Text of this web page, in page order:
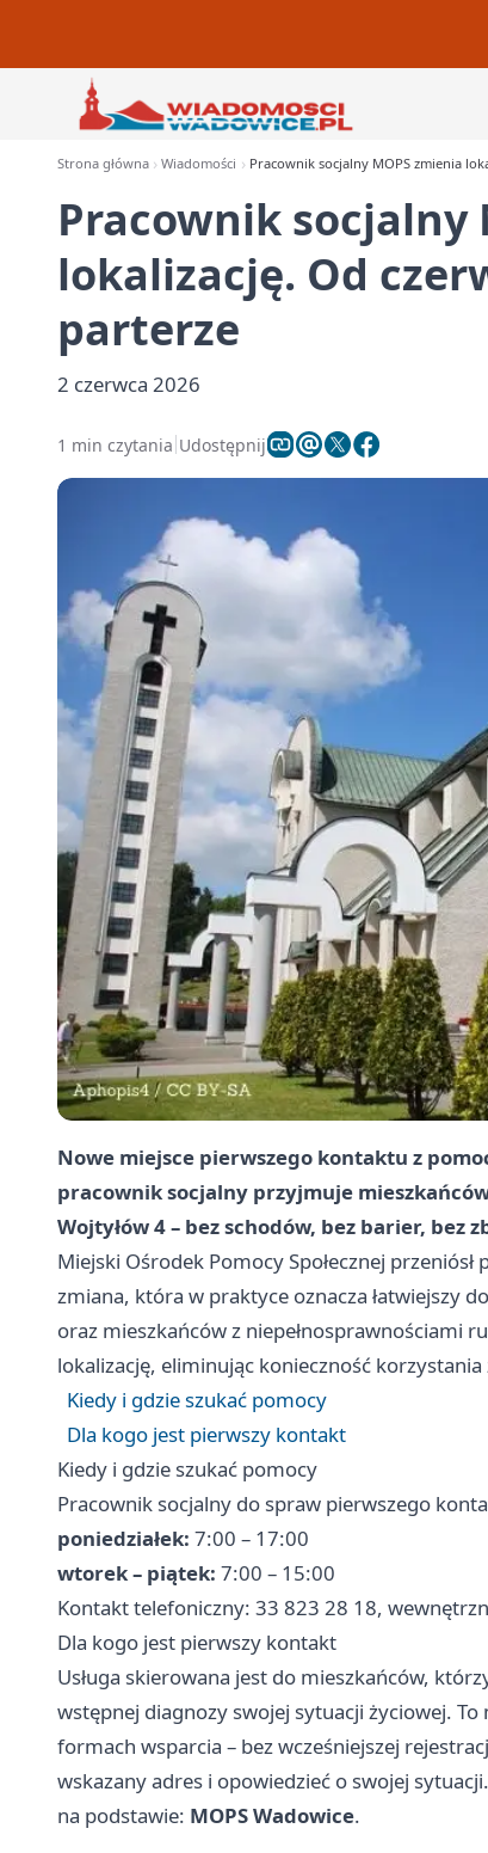
Strona główna Wiadomości Pracownik socjalny MOPS zmienia
Pracownik socjalny
lokalizację. Od
parterze
2 czerwca 2026
1 min czytania Udostępnij
Nowe miejsce pierwszego kontaktu z
pracownik socjalny przyjmuje
Wojtyłów 4 – bez schodów, bez barier, bez
Miejski Ośrodek Pomocy Społecznej
zmiana, która w praktyce oznacza łatwiejszy
oraz mieszkańców z niepełnosprawnościami
lokalizację, eliminując konieczność
Kiedy i gdzie szukać pomocy
Dla kogo jest pierwszy kontakt
Kiedy i gdzie szukać pomocy
Pracownik socjalny do spraw pierwszego
poniedziałek: 7:00 – 17:00
wtorek – piątek: 7:00 – 15:00
Kontakt telefoniczny: 33 823 28 18,
Dla kogo jest pierwszy kontakt
Usługa skierowana jest do mieszkańców,
wstępnej diagnozy swojej sytuacji życiowej.
formach wsparcia – bez wcześniejszej
wskazany adres i opowiedzieć o swojej sytuacji.
na podstawie: MOPS Wadowice.